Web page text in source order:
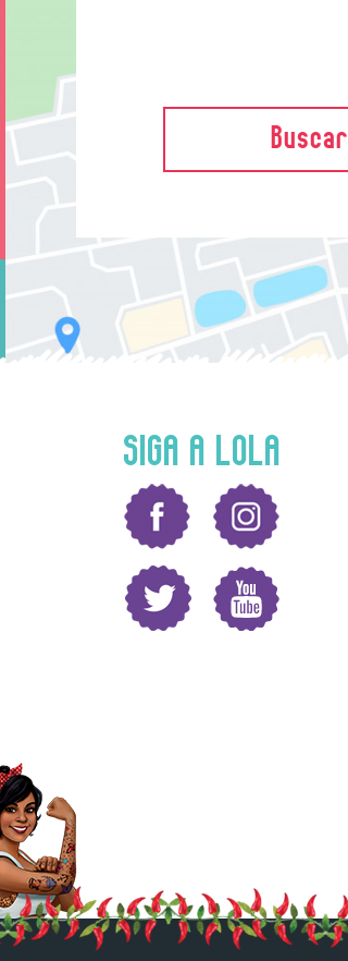
Buscar
SIGA A LOLA